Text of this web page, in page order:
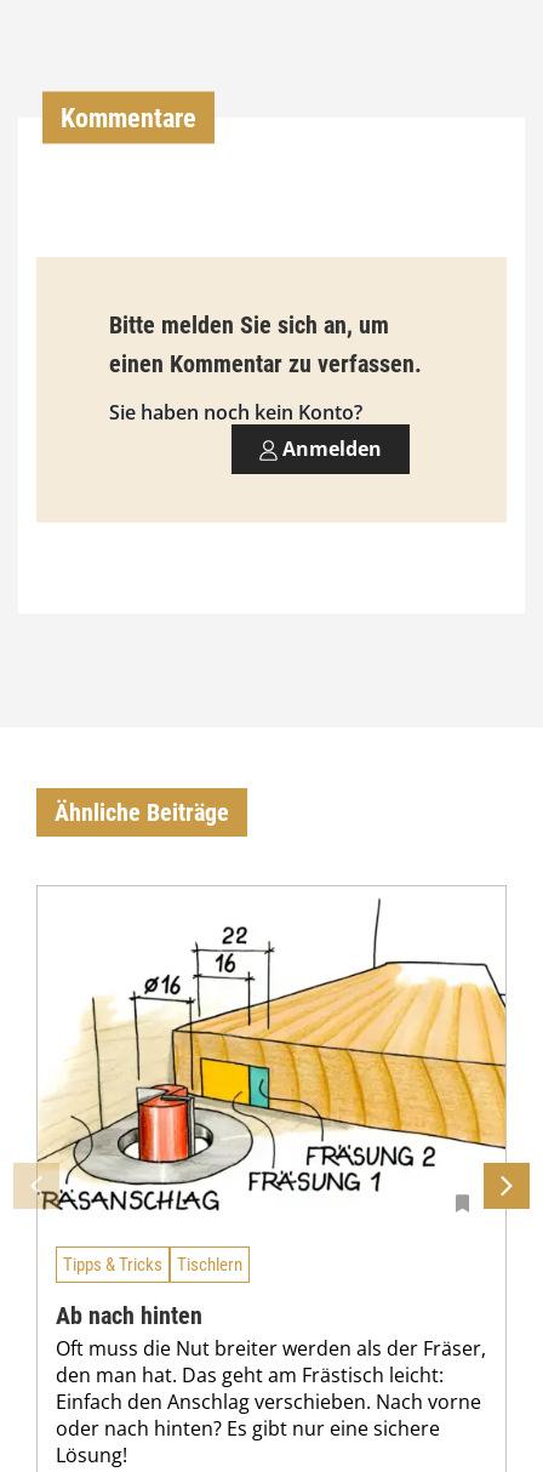
9
3
0
0
Kommentare
Bitte melden Sie sich an, um
einen Kommentar zu verfassen.
Sie haben noch kein Konto?
Anmelden
Ähnliche Beiträge
Tipps & Tricks Tischlern
Ab nach hinten
Oft muss die Nut breiter werden als der Fräser,
den man hat. Das geht am Frästisch leicht:
Einfach den Anschlag verschieben. Nach vorne
oder nach hinten? Es gibt nur eine sichere
Lösung!